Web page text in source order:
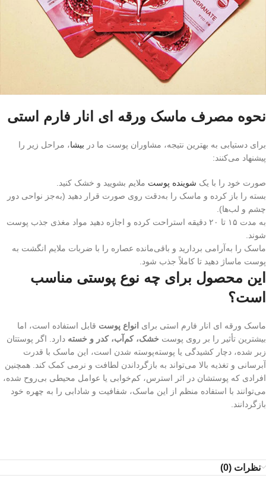
نحوه مصرف ماسک ورقه ای انار فارم استی
برای دستیابی به بهترین نتیجه، مشاوران پوست ما در بیشا، مراحل زیر را
پیشنهاد می‌کنند:
صورت خود را با یک شوینده پوست ملایم بشویید و خشک کنید.
بسته را باز کرده و ماسک را به‌دقت روی صورت قرار دهید (به‌جز نواحی دور
چشم و لب‌ها).
به مدت ۱۵ تا ۲۰ دقیقه استراحت کرده و اجازه دهید مواد مغذی جذب پوست
شوند.
ماسک را به‌آرامی بردارید و باقی‌مانده عصاره را با ضربات ملایم انگشت به
پوست ماساژ دهید تا کاملاً جذب شود.
این محصول برای چه نوع پوستی مناسب
است؟
ماسک ورقه ای انار فارم استی برای انواع پوست قابل استفاده است، اما
بیشترین تأثیر را بر روی پوست‌ خشک، کم‌آب، کدر و خسته دارد. اگر پوستتان
زبر شده، دچار کشیدگی یا پوسته‌پوسته شدن است، این ماسک با قدرت
آبرسانی و تغذیه بالا می‌تواند به بازگرداندن لطافت و نرمی کمک کند. همچنین
افرادی که پوستشان در اثر استرس، کم‌خوابی یا عوامل محیطی بی‌روح شده،
می‌توانند با استفاده منظم از این ماسک، شفافیت و شادابی را به چهره خود
بازگردانند.
نظرات (0)